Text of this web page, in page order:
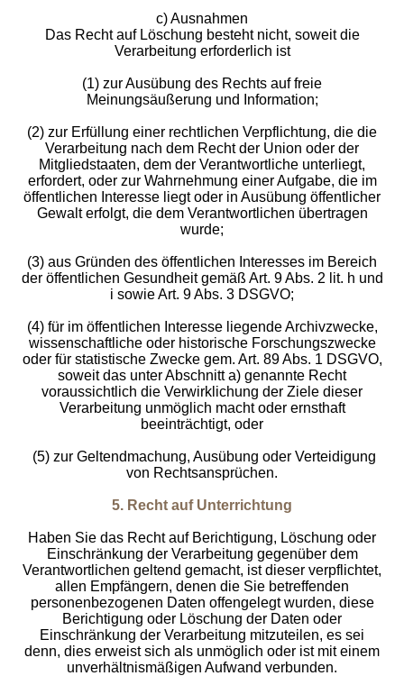
c) Ausnahmen
Das Recht auf Löschung besteht nicht, soweit die
Verarbeitung erforderlich ist
(1) zur Ausübung des Rechts auf freie
Meinungsäußerung und Information;
(2) zur Erfüllung einer rechtlichen Verpflichtung, die die
Verarbeitung nach dem Recht der Union oder der
Mitgliedstaaten, dem der Verantwortliche unterliegt,
erfordert, oder zur Wahrnehmung einer Aufgabe, die im
öffentlichen Interesse liegt oder in Ausübung öffentlicher
Gewalt erfolgt, die dem Verantwortlichen übertragen
wurde;
(3) aus Gründen des öffentlichen Interesses im Bereich
der öffentlichen Gesundheit gemäß Art. 9 Abs. 2 lit. h und
i sowie Art. 9 Abs. 3 DSGVO;
(4) für im öffentlichen Interesse liegende Archivzwecke,
wissenschaftliche oder historische Forschungszwecke
oder für statistische Zwecke gem. Art. 89 Abs. 1 DSGVO,
soweit das unter Abschnitt a) genannte Recht
voraussichtlich die Verwirklichung der Ziele dieser
Verarbeitung unmöglich macht oder ernsthaft
beeinträchtigt, oder
(5) zur Geltendmachung, Ausübung oder Verteidigung
von Rechtsansprüchen.
5. Recht auf Unterrichtung
Haben Sie das Recht auf Berichtigung, Löschung oder
Einschränkung der Verarbeitung gegenüber dem
Verantwortlichen geltend gemacht, ist dieser verpflichtet,
allen Empfängern, denen die Sie betreffenden
personenbezogenen Daten offengelegt wurden, diese
Berichtigung oder Löschung der Daten oder
Einschränkung der Verarbeitung mitzuteilen, es sei
denn, dies erweist sich als unmöglich oder ist mit einem
unverhältnismäßigen Aufwand verbunden.